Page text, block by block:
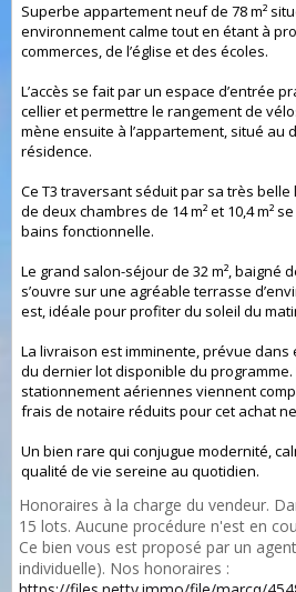
Superbe appartement neuf de 78 m²
environnement calme tout en étant à
commerces, de l’église et des écoles.
L’accès se fait par un espace d’entrée
cellier et permettre le rangement de
mène ensuite à l’appartement, situé au
résidence.
Ce T3 traversant séduit par sa très belle
de deux chambres de 14 m² et 10,4 m²
bains fonctionnelle.
Le grand salon-séjour de 32 m², baigné
s’ouvre sur une agréable terrasse
est, idéale pour profiter du soleil du
La livraison est imminente, prévue dans
du dernier lot disponible du programme.
stationnement aériennes viennent
frais de notaire réduits pour cet achat
Un bien rare qui conjugue modernité,
qualité de vie sereine au quotidien.
Honoraires à la charge du vendeur.
15 lots. Aucune procédure n'est en
Ce bien vous est proposé par un
individuelle). Nos honoraires :